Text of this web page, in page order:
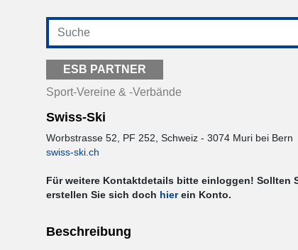
ESB PARTNER
Sport-Vereine & -Verbände
Swiss-Ski
Worbstrasse 52, PF 252, Schweiz - 3074 Muri bei Bern
swiss-ski.ch
Für weitere Kontaktdetails bitte einloggen! Sollten
erstellen Sie sich doch hierein Konto.
Beschreibung